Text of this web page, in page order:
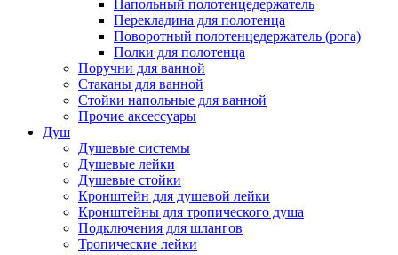
Напольный полотенцедержатель
Перекладина для полотенца
Поворотный полотенцедержатель (рога)
Полки для полотенца
Поручни для ванной
Стаканы для ванной
Стойки напольные для ванной
Прочие аксессуары
Душ
Душевые системы
Душевые лейки
Душевые стойки
Кронштейн для душевой лейки
Кронштейны для тропического душа
Подключения для шлангов
Тропические лейки